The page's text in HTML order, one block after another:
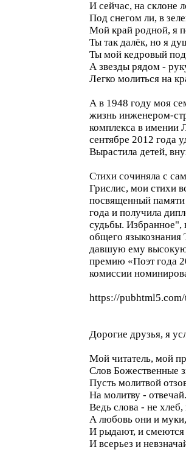
И сейчас, на склоне
Под снегом ли, в
Мой край родной, я
Ты так далёк, но я
Ты мой кедровый
А звезды рядом -
Легко молиться на
А в 1948 году моя
жизнь инженером-
комплекса в имении
сентябре 2012 года
Вырастила детей,
Стихи сочиняла с
Грислис, мои стихи
посвященный
года и получила
судьбы. Избранное",
общего
давшую ему высокую
премию «Поэт года
комиссии
https://
Дорогие друзья, я
Мой читатель, мой
Слов Божественные
Пусть молитвой
На молитву - отвечай.
Ведь слова - не хлеб,
А любовь они и муки,
И рыдают, и смеются
И всерьез и